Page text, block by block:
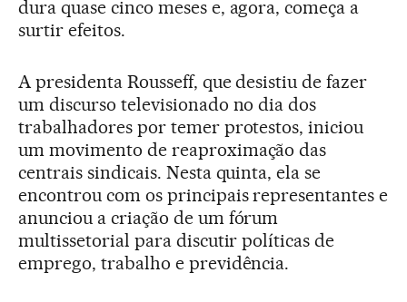
dura quase cinco meses e, agora, começa a
surtir efeitos.
A presidenta Rousseff, que desistiu de fazer
um discurso televisionado no dia dos
trabalhadores por temer protestos, iniciou
um movimento de reaproximação das
centrais sindicais. Nesta quinta, ela se
encontrou com os principais representantes e
anunciou a criação de um fórum
multissetorial para discutir políticas de
emprego, trabalho e previdência.